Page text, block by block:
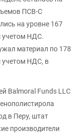
ПСВ-С
на уровне 167
учетом НДС.
материал по 178
учетом НДС, в
Balmoral Funds LLC
в Перу, штат
производители